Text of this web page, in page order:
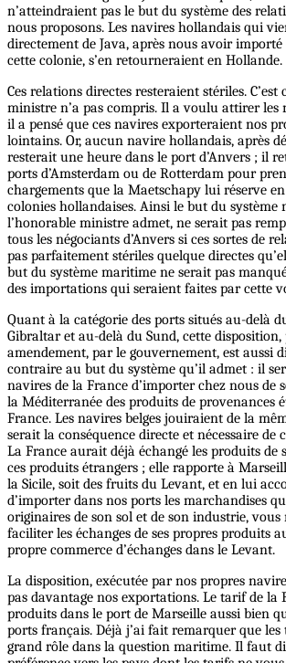
n’atteindraient pas le but du système des
nous proposons. Les navires hollandais qui
directement de Java, après nous avoir importé
cette colonie, s’en retourneraient en Hollande.
Ces relations directes resteraient stériles. C’est
ministre n’a pas compris. Il a voulu attirer les
il a pensé que ces navires exporteraient nos
lointains. Or, aucun navire hollandais, après
resterait une heure dans le port d’Anvers ; il
ports d’Amsterdam ou de Rotterdam pour
chargements que la Maetschapy lui réserve
colonies hollandaises. Ainsi le but du système
l’honorable ministre admet, ne serait pas
tous les négociants d’Anvers si ces sortes de
pas parfaitement stériles quelque directes
but du système maritime ne serait pas
des importations qui seraient faites par cette
Quant à la catégorie des ports situés au-delà
Gibraltar et au-delà du Sund, cette disposition,
amendement, par le gouvernement, est aussi
contraire au but du système qu’il admet : il
navires de la France d’importer chez nous de
la Méditerranée des produits de provenances
France. Les navires belges jouiraient de la
serait la conséquence directe et nécessaire de
La France aurait déjà échangé les produits de
ces produits étrangers ; elle rapporte à
la Sicile, soit des fruits du Levant, et en lui
d’importer dans nos ports les marchandises
originaires de son sol et de son industrie,
faciliter les échanges de ses propres produits
propre commerce d’échanges dans le Levant.
La disposition, exécutée par nos propres
pas davantage nos exportations. Le tarif de la
produits dans le port de Marseille aussi bien
ports français. Déjà j’ai fait remarquer que
grand rôle dans la question maritime. Il faut